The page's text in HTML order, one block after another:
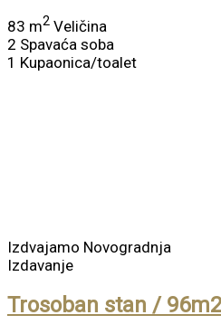
83 m2 Veličina
2 Spavaća soba
1 Kupaonica/toalet
Izdvajamo Novogradnja
Izdavanje
Trosoban stan /